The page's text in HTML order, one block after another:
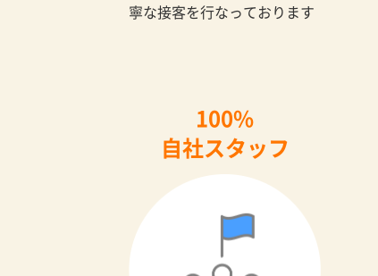
寧な接客を行なっております
100%
自社スタッフ